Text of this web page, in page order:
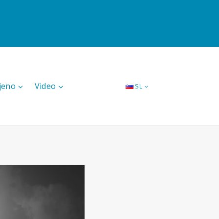
Video SL